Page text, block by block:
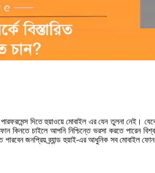
দিতে হুয়াওয়ে মোবাইল এর যেন তুলনা নেই।
চাইলে আপনি নিশ্চিন্তে ভরসা করতে পারেন
জনপ্রিয় ব্র্যান্ড হুয়াই-এর আধুনিক সব মোবাইল ফোন